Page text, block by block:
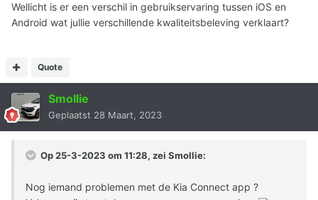
Wellicht is er een verschil in gebruikservaring tussen iOS en
Android wat jullie verschillende kwaliteitsbeleving verklaart?
Quote
Smollie
Geplaatst 28 Maart, 2023
Op 25-3-2023 om 11:28, zei Smollie:
Nog iemand problemen met de Kia Connect app ?